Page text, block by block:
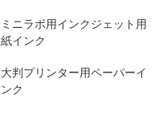
ミニラボ用インクジェット用
紙インク
大判プリンター用ペーパーイ
ンク